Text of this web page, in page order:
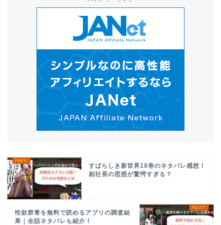
すばらしき新世界18巻のネタバレ感想！
副社長の思惑が驚愕すぎる？
性欲群青を無料で読めるアプリの調査結
果｜全話ネタバレも紹介！